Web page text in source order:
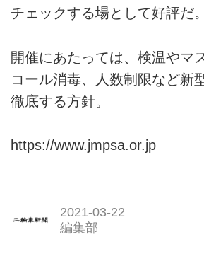
チェックする場として好評だ。
開催にあたっては、検温やマ
コール消毒、人数制限など新
徹底する方針。
https://www.jmpsa.or.jp
2021-03-22
編集部